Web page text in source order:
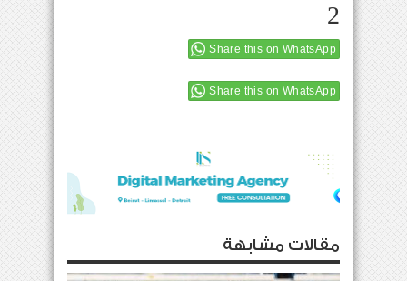
2
Share this on WhatsApp
Share this on WhatsApp
مقالات مشابهة